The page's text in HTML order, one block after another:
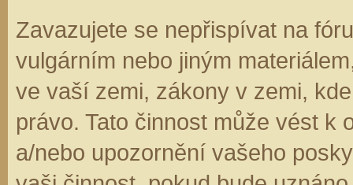
Zavazujete se nepřispívat na
vulgárním nebo jiným
ve vaší zemi, zákony v zemi,
právo. Tato činnost může vést k
a/nebo upozornění vašeho